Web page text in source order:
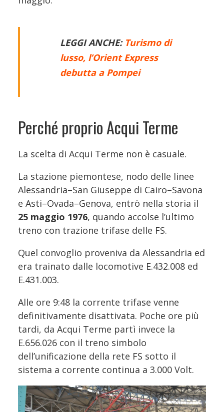
LEGGI ANCHE: Turismo di
lusso, l’Orient Express
debutta a Pompei
Perché proprio Acqui Terme
La scelta di Acqui Terme non è casuale.
La stazione piemontese, nodo delle linee
Alessandria–San Giuseppe di Cairo–Savona
e Asti–Ovada–Genova, entrò nella storia il
25 maggio 1976, quando accolse l’ultimo
treno con trazione trifase delle FS.
Quel convoglio proveniva da Alessandria ed
era trainato dalle locomotive E.432.008 ed
E.431.003.
Alle ore 9:48 la corrente trifase venne
definitivamente disattivata. Poche ore più
tardi, da Acqui Terme partì invece la
E.656.026 con il treno simbolo
dell’unificazione della rete FS sotto il
sistema a corrente continua a 3.000 Volt.